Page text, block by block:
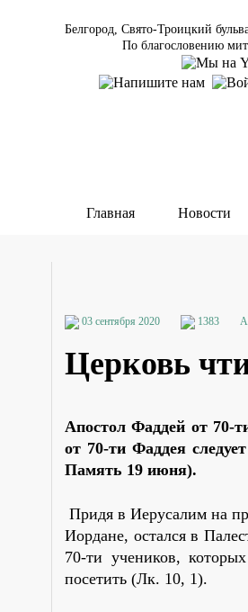
Белгород, Свято-Троицкий
По благословению
Главная Новости
03 сентября 2020 1383
Церковь
Апостол Фаддей от 70-
от 70-ти Фаддея
Память 19 июня).
Придя в Иерусалим на
Иордане, остался в
70-ти учеников,
посетить (Лк. 10, 1).